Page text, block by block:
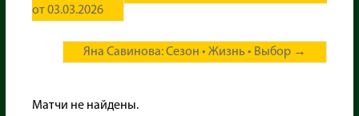
от 03.03.2026
Яна Савинова: Сезон • Жизнь • Выбор →
Матчи не найдены.